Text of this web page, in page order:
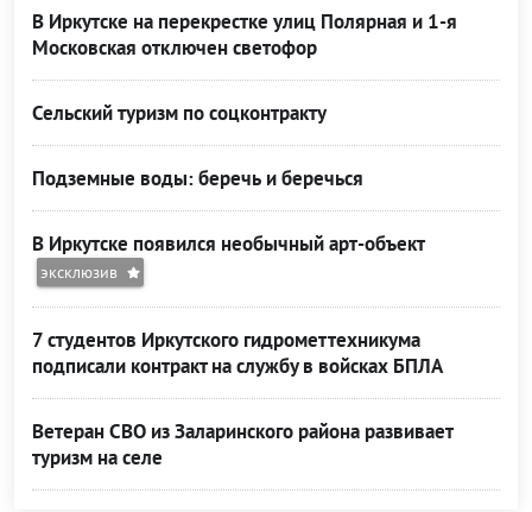
В Иркутске на перекрестке улиц Полярная и 1-я
Московская отключен светофор
Сельский туризм по соцконтракту
Подземные воды: беречь и беречься
В Иркутске появился необычный арт-объект
эксклюзив
7 студентов Иркутского гидрометтехникума
подписали контракт на службу в войсках БПЛА
Ветеран СВО из Заларинского района развивает
туризм на селе